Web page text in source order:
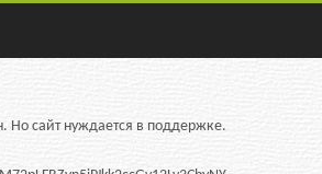
Но сайт нуждается в поддержке.